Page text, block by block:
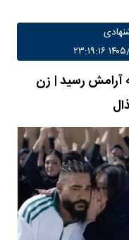
آرامش رسید | زن